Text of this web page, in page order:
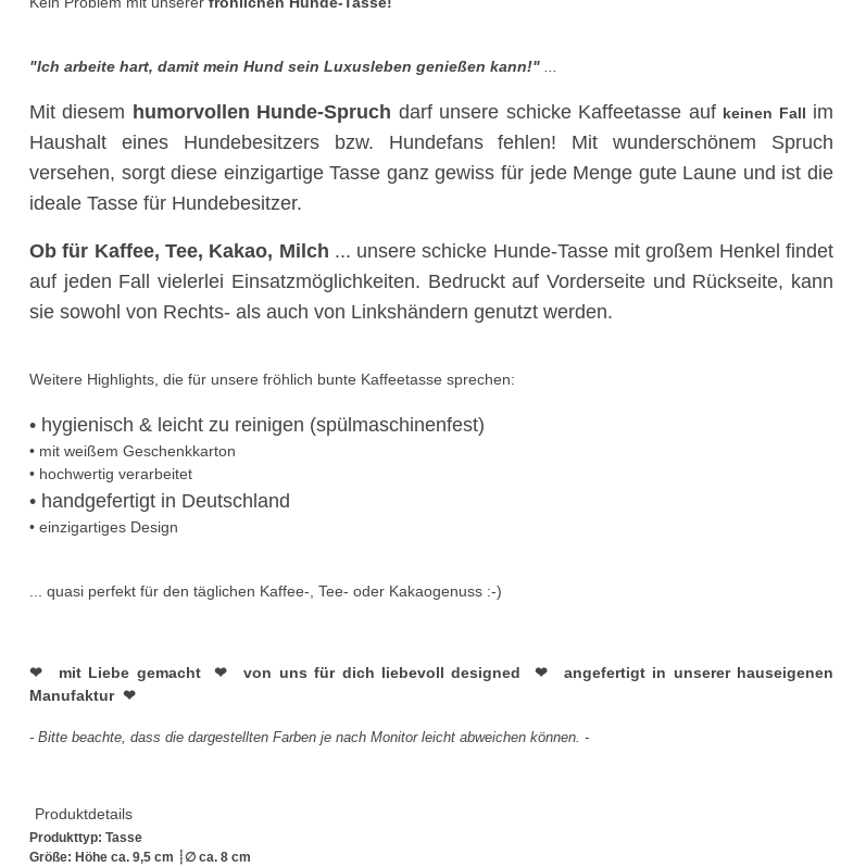
"Ich arbeite hart, damit mein Hund sein Luxusleben genießen kann!"
Mit diesem humorvollen Hunde-Spruch darf unsere schicke Kaffeetasse auf keinen Fall im
Haushalt eines Hundebesitzers bzw. Hundefans fehlen! Mit wunderschönem Spruch
versehen, sorgt diese einzigartige Tasse ganz gewiss für jede Menge gute Laune und ist die
ideale Tasse für Hundebesitzer.
Ob für Kaffee, Tee, Kakao, Milch ... unsere schicke Hunde-Tasse mit großem Henkel findet
auf jeden Fall vielerlei Einsatzmöglichkeiten. Bedruckt auf Vorderseite und Rückseite, kann
sie sowohl von Rechts- als auch von Linkshändern genutzt werden.
Weitere Highlights, die für unsere fröhlich bunte Kaffeetasse sprechen:
• hygienisch & leicht zu reinigen (spülmaschinenfest)
• mit weißem Geschenkkarton
• hochwertig verarbeitet
• handgefertigt in Deutschland
• einzigartiges Design
... quasi perfekt für den täglichen Kaffee-, Tee- oder Kakaogenuss :-)
❤︎ mit Liebe gemacht ❤︎ von uns für dich liebevoll designed ❤︎ angefertigt in unserer hauseigenen
Manufaktur ❤︎
- Bitte beachte, dass die dargestellten Farben je nach Monitor leicht abweichen können. -
Produktdetails
Produkttyp: Tasse
Größe: Höhe ca. 9,5 cm ┊∅ ca. 8 cm